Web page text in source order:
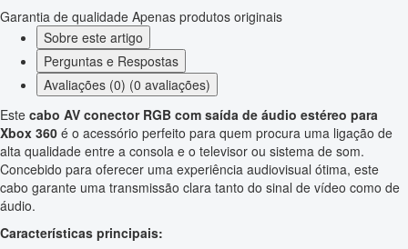
Garantia de qualidade Apenas produtos originais
Sobre este artigo
Perguntas e Respostas
Avaliações (0) (0 avaliações)
Este cabo AV conector RGB com saída de áudio estéreo para
Xbox 360 é o acessório perfeito para quem procura uma ligação de
alta qualidade entre a consola e o televisor ou sistema de som.
Concebido para oferecer uma experiência audiovisual ótima, este
cabo garante uma transmissão clara tanto do sinal de vídeo como de
áudio.
Características principais: